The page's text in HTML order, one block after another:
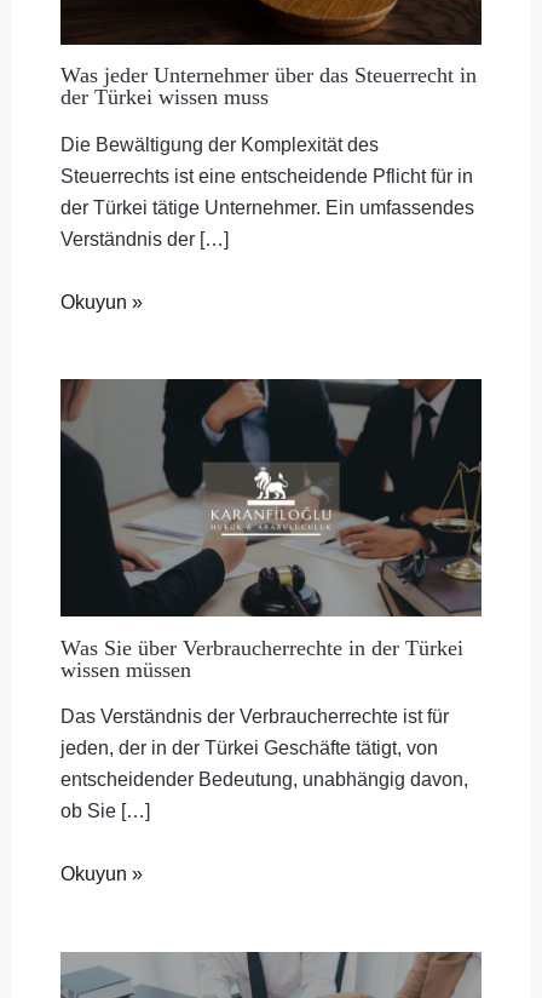
Was jeder Unternehmer über das Steuerrecht in
der Türkei wissen muss
Die Bewältigung der Komplexität des
Steuerrechts ist eine entscheidende Pflicht für in
der Türkei tätige Unternehmer. Ein umfassendes
Verständnis der […]
Okuyun »
Was Sie über Verbraucherrechte in der Türkei
wissen müssen
Das Verständnis der Verbraucherrechte ist für
jeden, der in der Türkei Geschäfte tätigt, von
entscheidender Bedeutung, unabhängig davon,
ob Sie […]
Okuyun »